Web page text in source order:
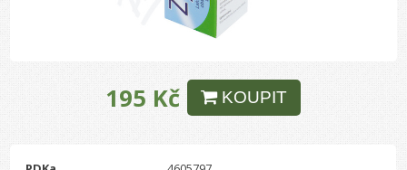
195 Kč KOUPIT